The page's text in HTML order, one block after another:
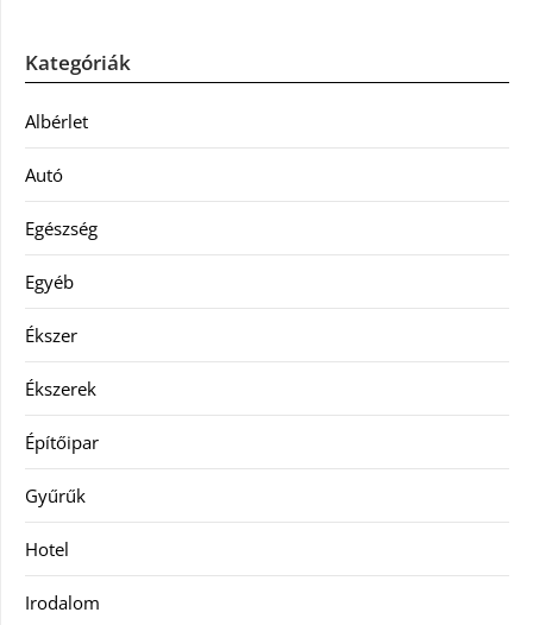
Kategóriák
Albérlet
Autó
Egészség
Egyéb
Ékszer
Ékszerek
Építőipar
Gyűrűk
Hotel
Irodalom